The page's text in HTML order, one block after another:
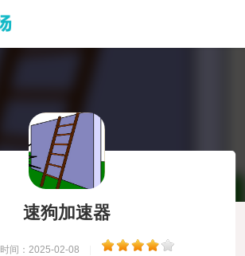
速狗加速器
时间：2025-02-08